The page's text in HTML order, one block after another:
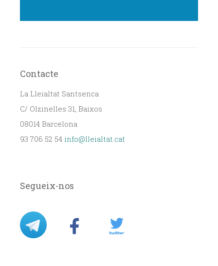
Contacte
La Lleialtat Santsenca
C/ Olzinelles 31, Baixos
08014 Barcelona
93 706 52 54 info@lleialtat.cat
Segueix-nos